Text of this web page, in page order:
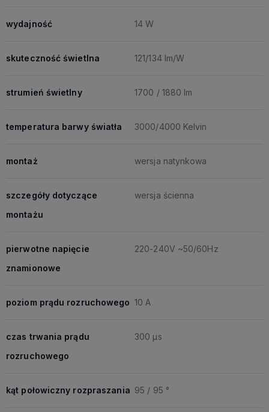
wydajność 14 W
skuteczność świetlna 121/134 lm/W
strumień świetlny 1700 / 1880 lm
temperatura barwy światła 3000/4000 Kelvin
montaż wersja natynkowa
szczegóły dotyczące
montażu
wersja ścienna
pierwotne napięcie
znamionowe
220-240V ~50/60Hz
poziom prądu rozruchowego 10 A
czas trwania prądu
rozruchowego
300 μs
kąt połowiczny rozpraszania 95 / 95 °